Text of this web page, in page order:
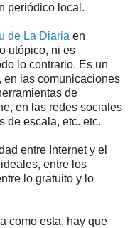
periódico local.
de La Diaria en
utópico, ni es
lo contrario. Es un
en las comunicaciones
de
en las redes sociales
de escala, etc. etc.
entre Internet y el
entre los
lo gratuito y lo
como esta, hay que